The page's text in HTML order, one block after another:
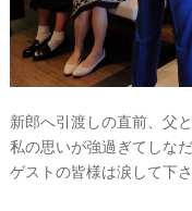
新郎へ引渡しの直前、父
私の思いが強過ぎてしな
ゲストの皆様は涙して下
A
C
O
L
E
&
R
E
S
S
Y